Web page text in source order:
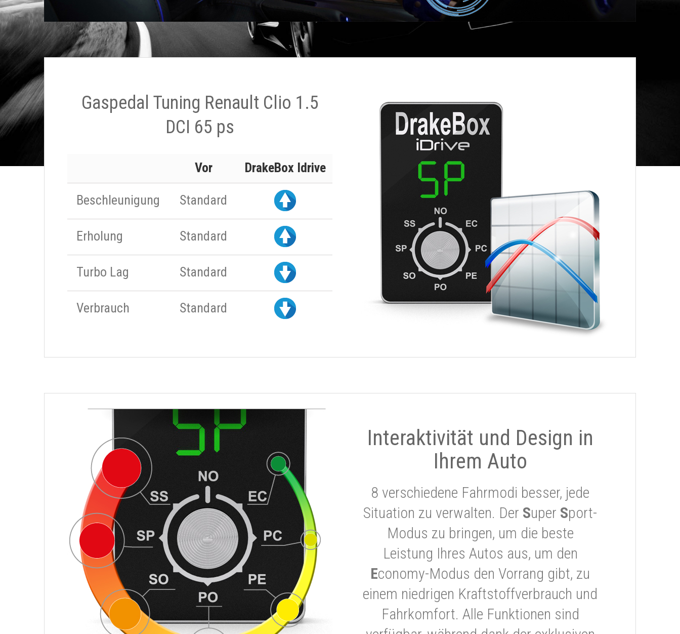
Gaspedal Tuning Renault Clio 1.5
DCI 65 ps
Vor DrakeBox Idrive
Beschleunigung Standard
Erholung Standard
Turbo Lag Standard
Verbrauch Standard
Interaktivität und Design in
Ihrem Auto
8 verschiedene Fahrmodi besser, jede
Situation zu verwalten. Der Super Sport-
Modus zu bringen, um die beste
Leistung Ihres Autos aus, um den
Economy-Modus den Vorrang gibt, zu
einem niedrigen Kraftstoffverbrauch und
Fahrkomfort. Alle Funktionen sind